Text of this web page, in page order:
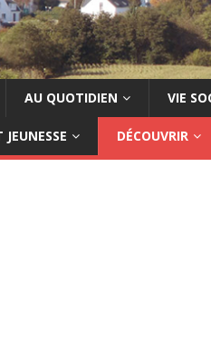
AU QUOTIDIEN VIE
JEUNESSE DÉCOUVRIR